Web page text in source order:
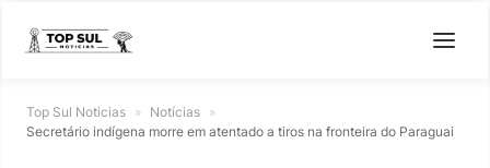
Top Sul Noticias » Notícias »
Secretário indígena morre em atentado a tiros na fronteira do Paraguai